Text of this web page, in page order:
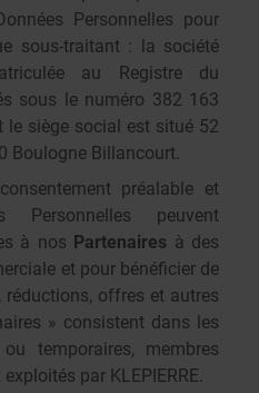
Personnelles pour
sous-traitant : la société
au Registre du
sous le numéro 382 163
le siège social est situé 52
Boulogne Billancourt.
préalable et
Personnelles peuvent
à nos Partenaires à des
et pour bénéficier de
réductions, offres et autres
» consistent dans les
temporaires, membres
par KLEPIERRE.